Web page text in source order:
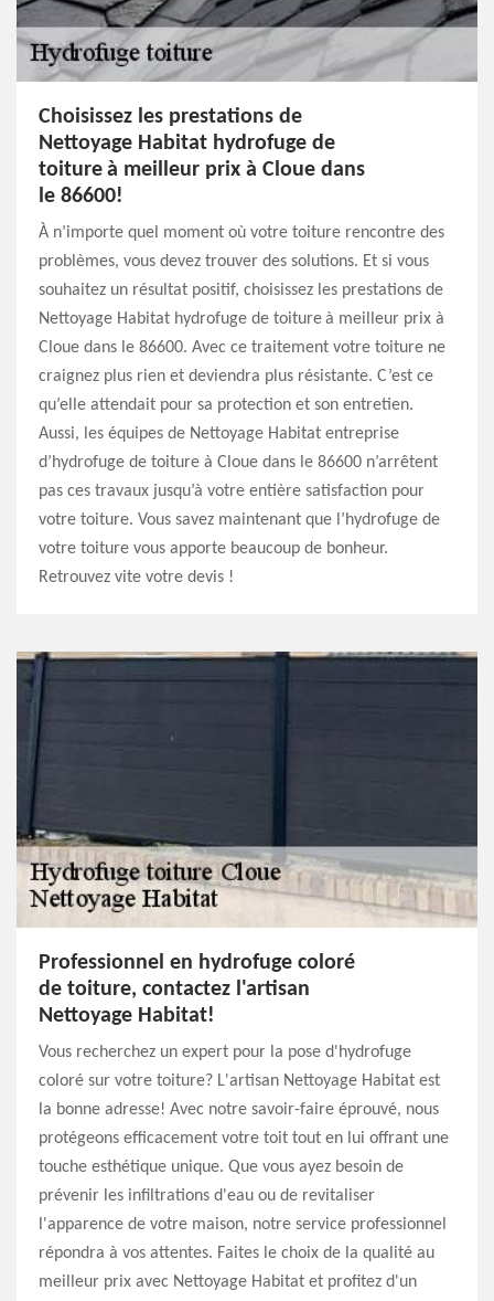
Choisissez les prestations de
Nettoyage Habitat hydrofuge de
toiture à meilleur prix à Cloue dans
le 86600!
À n’importe quel moment où votre toiture rencontre des
problèmes, vous devez trouver des solutions. Et si vous
souhaitez un résultat positif, choisissez les prestations de
Nettoyage Habitat hydrofuge de toiture à meilleur prix à
Cloue dans le 86600. Avec ce traitement votre toiture ne
craignez plus rien et deviendra plus résistante. C’est ce
qu’elle attendait pour sa protection et son entretien.
Aussi, les équipes de Nettoyage Habitat entreprise
d’hydrofuge de toiture à Cloue dans le 86600 n’arrêtent
pas ces travaux jusqu’à votre entière satisfaction pour
votre toiture. Vous savez maintenant que l’hydrofuge de
votre toiture vous apporte beaucoup de bonheur.
Retrouvez vite votre devis !
Professionnel en hydrofuge coloré
de toiture, contactez l'artisan
Nettoyage Habitat!
Vous recherchez un expert pour la pose d'hydrofuge
coloré sur votre toiture? L'artisan Nettoyage Habitat est
la bonne adresse! Avec notre savoir-faire éprouvé, nous
protégeons efficacement votre toit tout en lui offrant une
touche esthétique unique. Que vous ayez besoin de
prévenir les infiltrations d'eau ou de revitaliser
l'apparence de votre maison, notre service professionnel
répondra à vos attentes. Faites le choix de la qualité au
meilleur prix avec Nettoyage Habitat et profitez d'un